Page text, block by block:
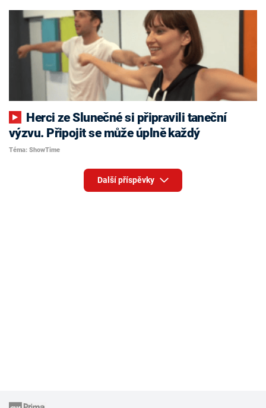
výzvu. Připojit se může úplně každý
Téma: ShowTime
Další příspěvky